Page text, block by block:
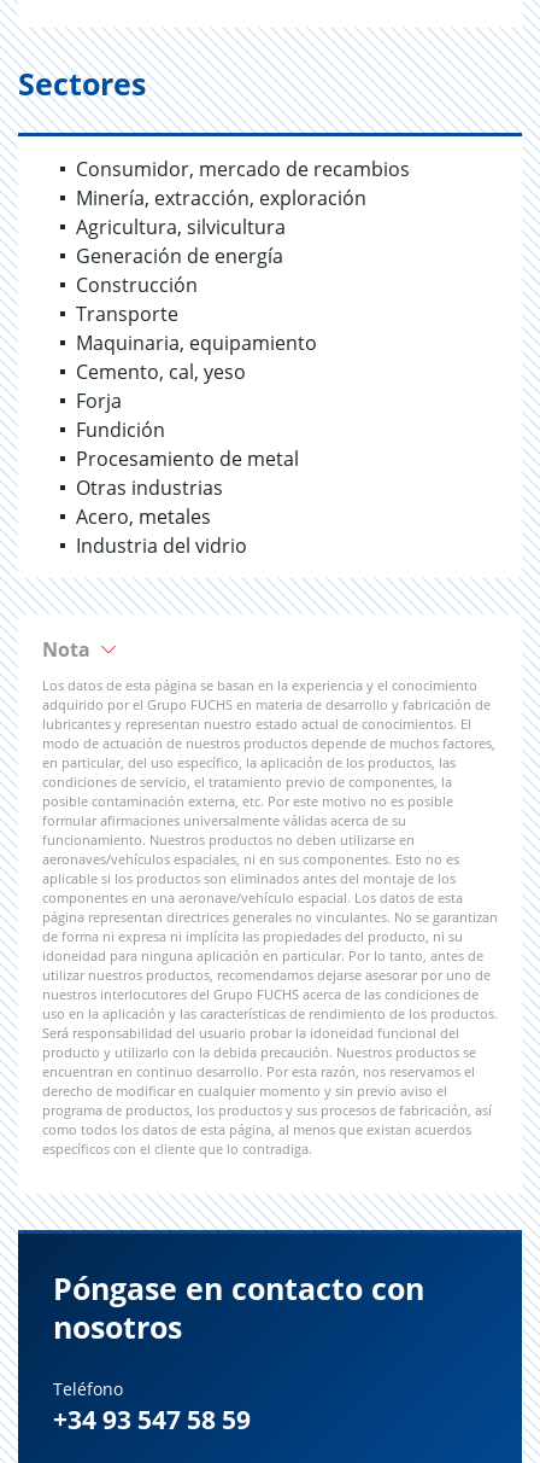
Sectores
Consumidor, mercado de recambios
Minería, extracción, exploración
Agricultura, silvicultura
Generación de energía
Construcción
Transporte
Maquinaria, equipamiento
Cemento, cal, yeso
Forja
Fundición
Procesamiento de metal
Otras industrias
Acero, metales
Industria del vidrio
Nota
Los datos de esta página se basan en la experiencia y el conocimiento
adquirido por el Grupo FUCHS en materia de desarrollo y fabricación de
lubricantes y representan nuestro estado actual de conocimientos. El
modo de actuación de nuestros productos depende de muchos factores,
en particular, del uso específico, la aplicación de los productos, las
condiciones de servicio, el tratamiento previo de componentes, la
posible contaminación externa, etc. Por este motivo no es posible
formular afirmaciones universalmente válidas acerca de su
funcionamiento. Nuestros productos no deben utilizarse en
aeronaves/vehículos espaciales, ni en sus componentes. Esto no es
aplicable si los productos son eliminados antes del montaje de los
componentes en una aeronave/vehículo espacial. Los datos de esta
página representan directrices generales no vinculantes. No se garantizan
de forma ni expresa ni implícita las propiedades del producto, ni su
idoneidad para ninguna aplicación en particular. Por lo tanto, antes de
utilizar nuestros productos, recomendamos dejarse asesorar por uno de
nuestros interlocutores del Grupo FUCHS acerca de las condiciones de
uso en la aplicación y las características de rendimiento de los productos.
Será responsabilidad del usuario probar la idoneidad funcional del
producto y utilizarlo con la debida precaución. Nuestros productos se
encuentran en continuo desarrollo. Por esta razón, nos reservamos el
derecho de modificar en cualquier momento y sin previo aviso el
programa de productos, los productos y sus procesos de fabricación, así
como todos los datos de esta página, al menos que existan acuerdos
específicos con el cliente que lo contradiga.
Póngase en contacto con
nosotros
Teléfono
+34 93 547 58 59